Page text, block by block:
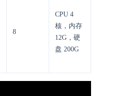
8
CPU 4
核，内存
12G，硬
盘 200G